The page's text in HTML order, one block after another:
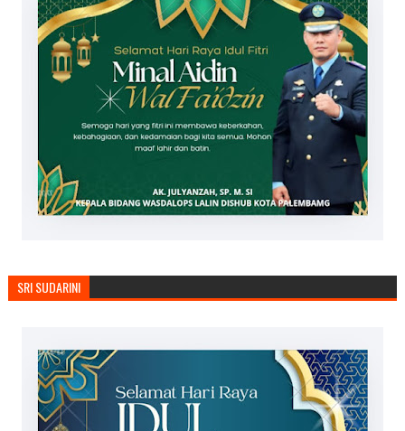
SRI SUDARINI